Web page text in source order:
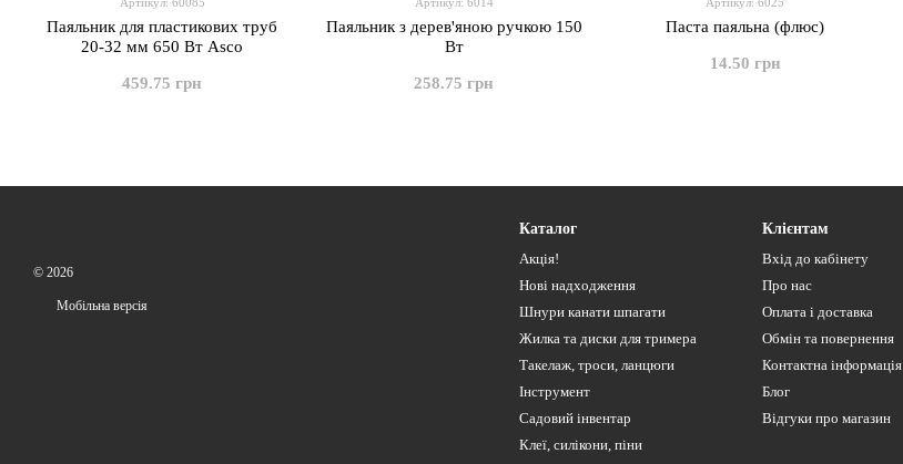
Паяльник для пластикових труб
20-32 мм 650 Вт Asco
459.75 грн
Паяльник з дерев'яною ручкою 150
Вт
258.75 грн
Паста паяльна (флюс)
14.50 грн
© 2026
Мобільна версія
Каталог
Акція!
Нові надходження
Шнури канати шпагати
Жилка та диски для тримера
Такелаж, троси, ланцюги
Інструмент
Садовий інвентар
Клеї, силікони, піни
Клієнтам
Вхід до кабінету
Про нас
Оплата і доставка
Обмін та повернення
Контактна інформація
Блог
Відгуки про магазин